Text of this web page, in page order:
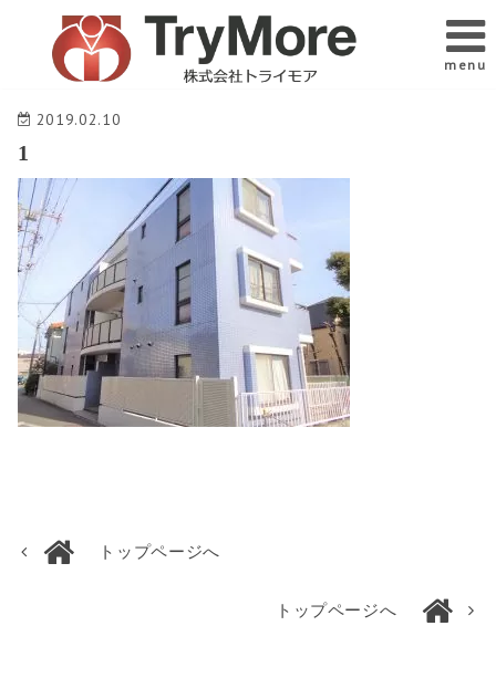
menu
2019.02.10
1
トップページへ
トップページへ